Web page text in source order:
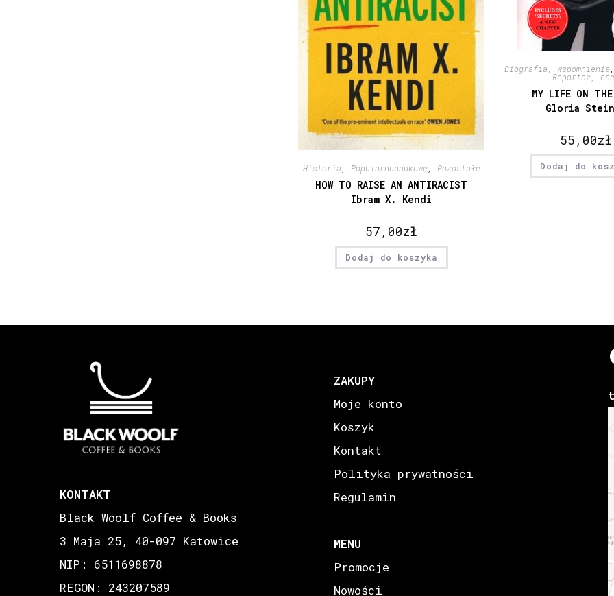
Historia Popularnonaukowe Pozostałe
HOW TO RAISE AN ANTIRACIST
Ibram X. Kendi
57,00zł
Dodaj do koszyka
Biografia, wspomnienia
Reportaż,
MY LIFE ON THE
Gloria
55,00zł
Dodaj do
KONTAKT
Black Woolf Coffee & Books
3 Maja 25, 40-097 Katowice
NIP: 6511698878
REGON: 243207589
ZAKUPY
Moje konto
Koszyk
Kontakt
Polityka prywatności
Regulamin
MENU
Promocje
Nowości